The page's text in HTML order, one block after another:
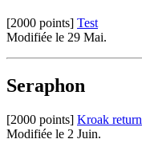
[2000 points] Test
Modifiée le 29 Mai.
Seraphon
[2000 points] Kroak return
Modifiée le 2 Juin.